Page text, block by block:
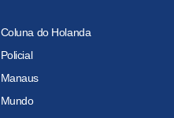
Coluna do Holanda
Policial
Manaus
Mundo